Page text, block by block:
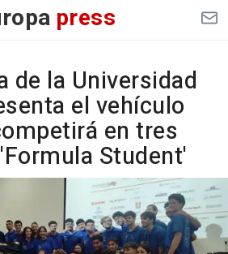
press
de la Universidad
el vehículo
en tres
Student'